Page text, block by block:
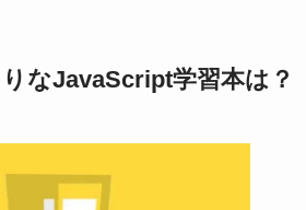
なJavaScript学習本は？